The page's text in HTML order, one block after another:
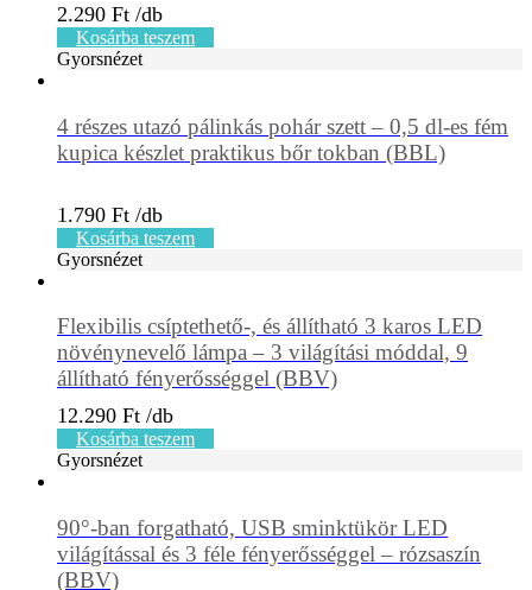
2.290 Ft
Kosárba teszem
Gyorsnézet
4 részes utazó pálinkás pohár szett – 0,5 dl-es fém
kupica készlet praktikus bőr tokban (BBL)
1.790 Ft
Kosárba teszem
Gyorsnézet
Flexibilis csíptethető-, és állítható 3 karos LED
növénynevelő lámpa – 3 világítási móddal, 9
állítható fényerősséggel (BBV)
12.290 Ft
Kosárba teszem
Gyorsnézet
90°-ban forgatható, USB sminktükör LED
világítással és 3 féle fényerősséggel – rózsaszín
(BBV)